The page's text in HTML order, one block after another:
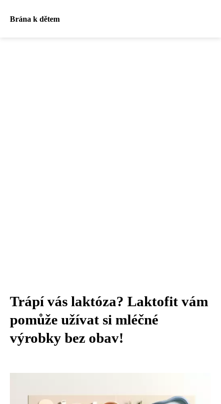
Brána k dětem
Trápí vás laktóza? Laktofit vám
pomůže užívat si mléčné
výrobky bez obav!